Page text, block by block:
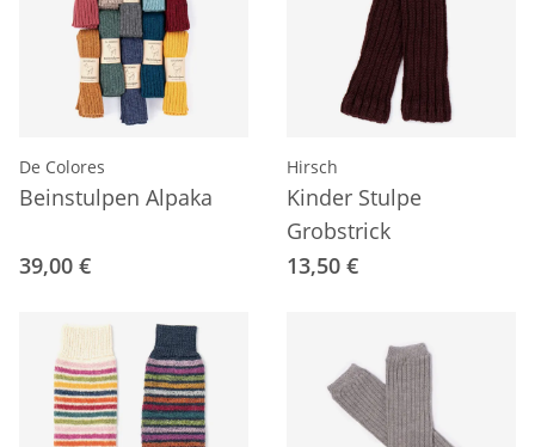
De Colores
Beinstulpen Alpaka
39,00 €
Hirsch
Kinder Stulpe
Grobstrick
13,50 €